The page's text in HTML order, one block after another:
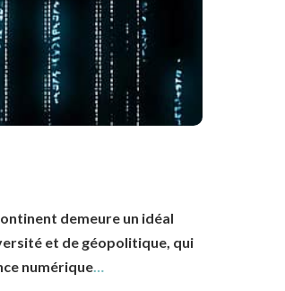
demeure un idéal
et de géopolitique, qui
numérique…